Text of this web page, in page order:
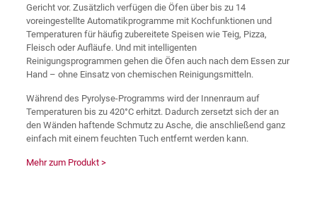
Gericht vor. Zusätzlich verfügen die Öfen über bis zu 14
voreingestellte Automatikprogramme mit Kochfunktionen und
Temperaturen für häufig zubereitete Speisen wie Teig, Pizza,
Fleisch oder Aufläufe. Und mit intelligenten
Reinigungsprogrammen gehen die Öfen auch nach dem Essen zur
Hand – ohne Einsatz von chemischen Reinigungsmitteln.
Während des Pyrolyse-Programms wird der Innenraum auf
Temperaturen bis zu 420°C erhitzt. Dadurch zersetzt sich der an
den Wänden haftende Schmutz zu Asche, die anschließend ganz
einfach mit einem feuchten Tuch entfernt werden kann.
Mehr zum Produkt >